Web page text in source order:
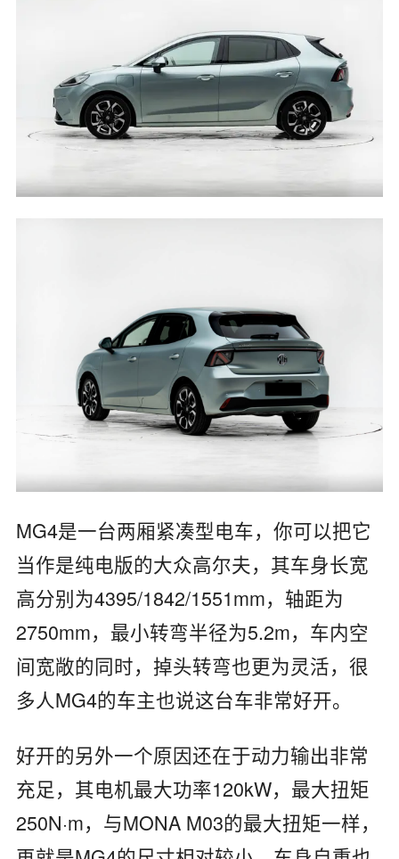
MG4是一台两厢紧凑型电车，你可以把它
当作是纯电版的大众高尔夫，其车身长宽
高分别为4395/1842/1551mm，轴距为
2750mm，最小转弯半径为5.2m，车内空
间宽敞的同时，掉头转弯也更为灵活，很
多人MG4的车主也说这台车非常好开。
好开的另外一个原因还在于动力输出非常
充足，其电机最大功率120kW，最大扭矩
250N·m，与MONA M03的最大扭矩一样，